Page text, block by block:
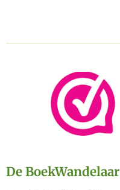
De BoekWandelaar